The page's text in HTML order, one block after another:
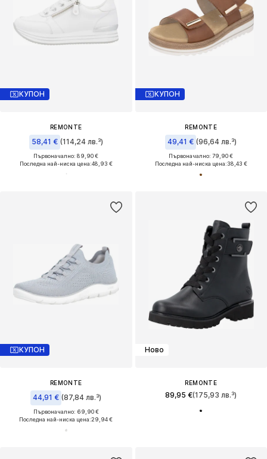
КУПОН
REMONTE
58,41 € (114,24 лв.³)
Първоначално: 89,90 €
Последна най-ниска цена:48,93 €
КУПОН
REMONTE
49,41 € (96,64 лв.³)
Първоначално: 79,90 €
Последна най-ниска цена:38,43 €
КУПОН
REMONTE
44,91 € (87,84 лв.³)
Първоначално: 69,90 €
Последна най-ниска цена:29,94 €
Ново
REMONTE
89,95 €(175,93 лв.³)